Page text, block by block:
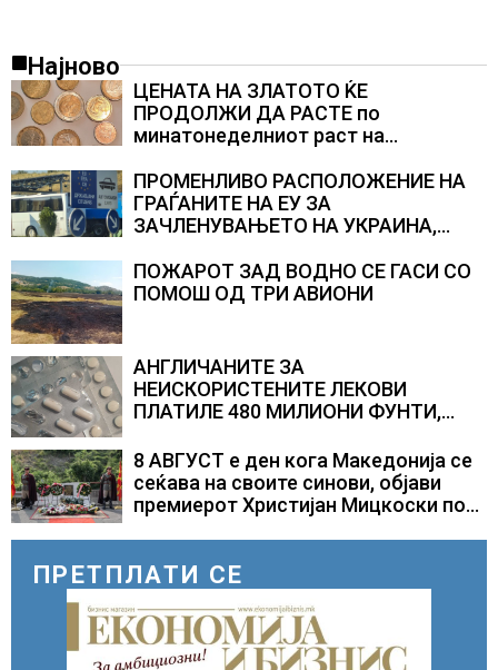
Најново
ЦЕНАТА НА ЗЛАТОТО ЌЕ
ПРОДОЛЖИ ДА РАСТЕ по
минатонеделниот раст на
ПРОМЕНЛИВО РАСПОЛОЖЕНИЕ НА
ГРАЃАНИТЕ НА ЕУ ЗА
ЗАЧЛЕНУВАЊЕТО НА УКРАИНА,
Полска, Франција и Германија
ПОЖАРОТ ЗАД ВОДНО СЕ ГАСИ СО
ПОМОШ ОД ТРИ АВИОНИ
АНГЛИЧАНИТЕ ЗА
НЕИСКОРИСТЕНИТЕ ЛЕКОВИ
ПЛАТИЛЕ 480 МИЛИОНИ ФУНТИ,
само лекови што навистина им се
потребни
8 АВГУСТ е ден кога Македонија се
сеќава на своите синови, објави
премиерот Христијан Мицкоски по
прилепски бранители
ПРЕТПЛАТИ СЕ